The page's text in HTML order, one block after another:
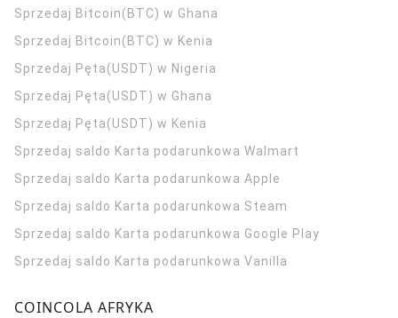
Sprzedaj Bitcoin(BTC) w Ghana
Sprzedaj Bitcoin(BTC) w Kenia
Sprzedaj Pęta(USDT) w Nigeria
Sprzedaj Pęta(USDT) w Ghana
Sprzedaj Pęta(USDT) w Kenia
Sprzedaj saldo Karta podarunkowa Walmart
Sprzedaj saldo Karta podarunkowa Apple
Sprzedaj saldo Karta podarunkowa Steam
Sprzedaj saldo Karta podarunkowa Google Play
Sprzedaj saldo Karta podarunkowa Vanilla
COINCOLA AFRYKA